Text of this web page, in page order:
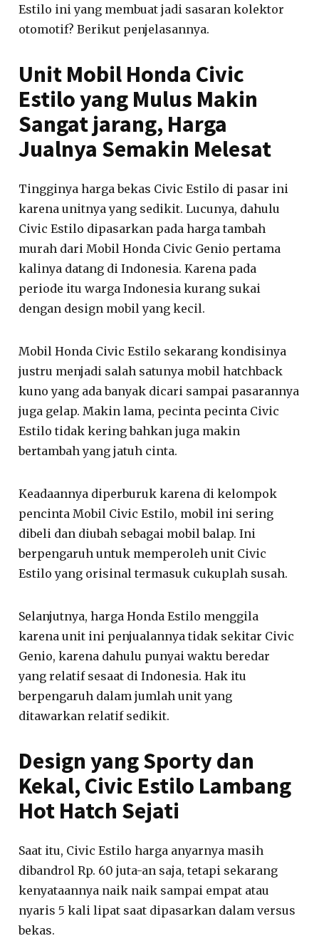
Estilo ini yang membuat jadi sasaran kolektor
otomotif? Berikut penjelasannya.
Unit Mobil Honda Civic
Estilo yang Mulus Makin
Sangat jarang, Harga
Jualnya Semakin Melesat
Tingginya harga bekas Civic Estilo di pasar ini
karena unitnya yang sedikit. Lucunya, dahulu
Civic Estilo dipasarkan pada harga tambah
murah dari Mobil Honda Civic Genio pertama
kalinya datang di Indonesia. Karena pada
periode itu warga Indonesia kurang sukai
dengan design mobil yang kecil.
Mobil Honda Civic Estilo sekarang kondisinya
justru menjadi salah satunya mobil hatchback
kuno yang ada banyak dicari sampai pasarannya
juga gelap. Makin lama, pecinta pecinta Civic
Estilo tidak kering bahkan juga makin
bertambah yang jatuh cinta.
Keadaannya diperburuk karena di kelompok
pencinta Mobil Civic Estilo, mobil ini sering
dibeli dan diubah sebagai mobil balap. Ini
berpengaruh untuk memperoleh unit Civic
Estilo yang orisinal termasuk cukuplah susah.
Selanjutnya, harga Honda Estilo menggila
karena unit ini penjualannya tidak sekitar Civic
Genio, karena dahulu punyai waktu beredar
yang relatif sesaat di Indonesia. Hak itu
berpengaruh dalam jumlah unit yang
ditawarkan relatif sedikit.
Design yang Sporty dan
Kekal, Civic Estilo Lambang
Hot Hatch Sejati
Saat itu, Civic Estilo harga anyarnya masih
dibandrol Rp. 60 juta-an saja, tetapi sekarang
kenyataannya naik naik sampai empat atau
nyaris 5 kali lipat saat dipasarkan dalam versus
bekas.